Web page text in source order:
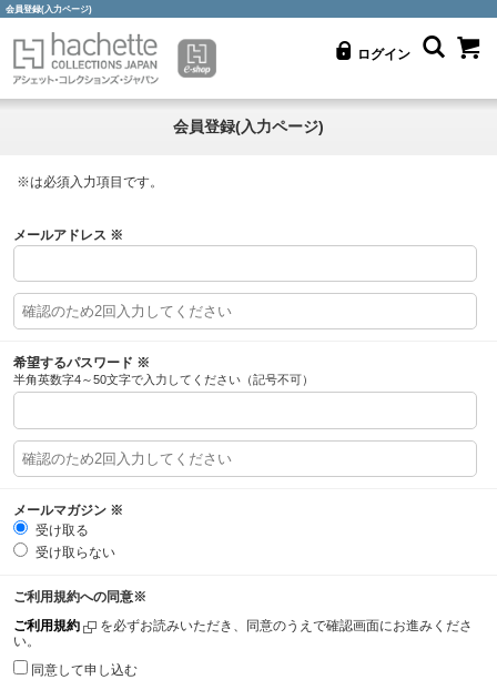
会員登録(入力ページ)
ログイン
会員登録(入力ページ)
※は必須入力項目です。
メールアドレス ※
希望するパスワード ※
半角英数字4～50文字で入力してください（記号不可）
メールマガジン ※
受け取る
受け取らない
ご利用規約への同意※
ご利用規約
を必ずお読みいただき、同意のうえで確認画面にお進みくださ
い。
同意して申し込む